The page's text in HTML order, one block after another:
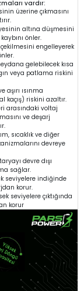
vardır:
üzerine çıkmasını
altına düşmesini
önler.
engelleyerek
gelebilecek kısa
veya patlama riskini
aşırı ısınma
riskini azaltır.
arasındaki voltaj
ve deşarj
sıcaklık ve diğer
devreye
devre dışı
sağlar.
seviyelere indiğinde
korur.
seviyelere çıktığında
korur